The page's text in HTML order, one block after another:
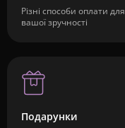
Різні способи оплати для
вашої зручності
Подарунки